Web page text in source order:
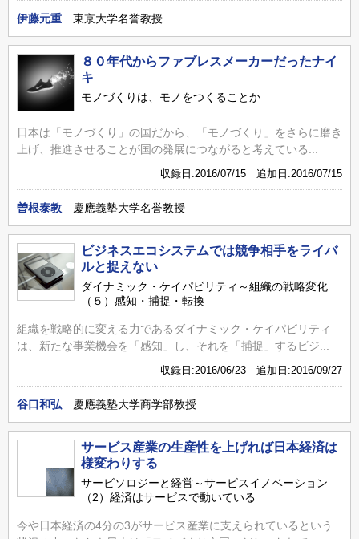
伊藤元重 東京大学名誉教授
８０年代からファブレスメーカーだったナイ
キ
モノづくりは、モノをつくることか
日本は「モノづくり」の国だから、「モノづくり」をさらに磨き
上げ、推進させることが国の発展につながると考えている...
収録日:2016/07/15 追加日:2016/07/15
曽根泰教 慶應義塾大学名誉教授
ビジネスエコシステムでは競争相手をライバ
ルと捉えない
ダイナミック・ケイパビリティ～組織の戦略変化
（５）感知・捕捉・転換
組織を戦略的に変える力であるダイナミック・ケイパビリティ
は、新たな事業機会を「感知」し、それを「捕捉」するビジ...
収録日:2016/06/23 追加日:2016/09/27
谷口和弘 慶應義塾大学商学部教授
サービス産業の生産性を上げれば日本経済は
様変わりする
サービソロジーと経営～サービスイノベーション
（2）経済はサービスで動いている
今や日本経済の4分の3がサービス産業に支えられているという